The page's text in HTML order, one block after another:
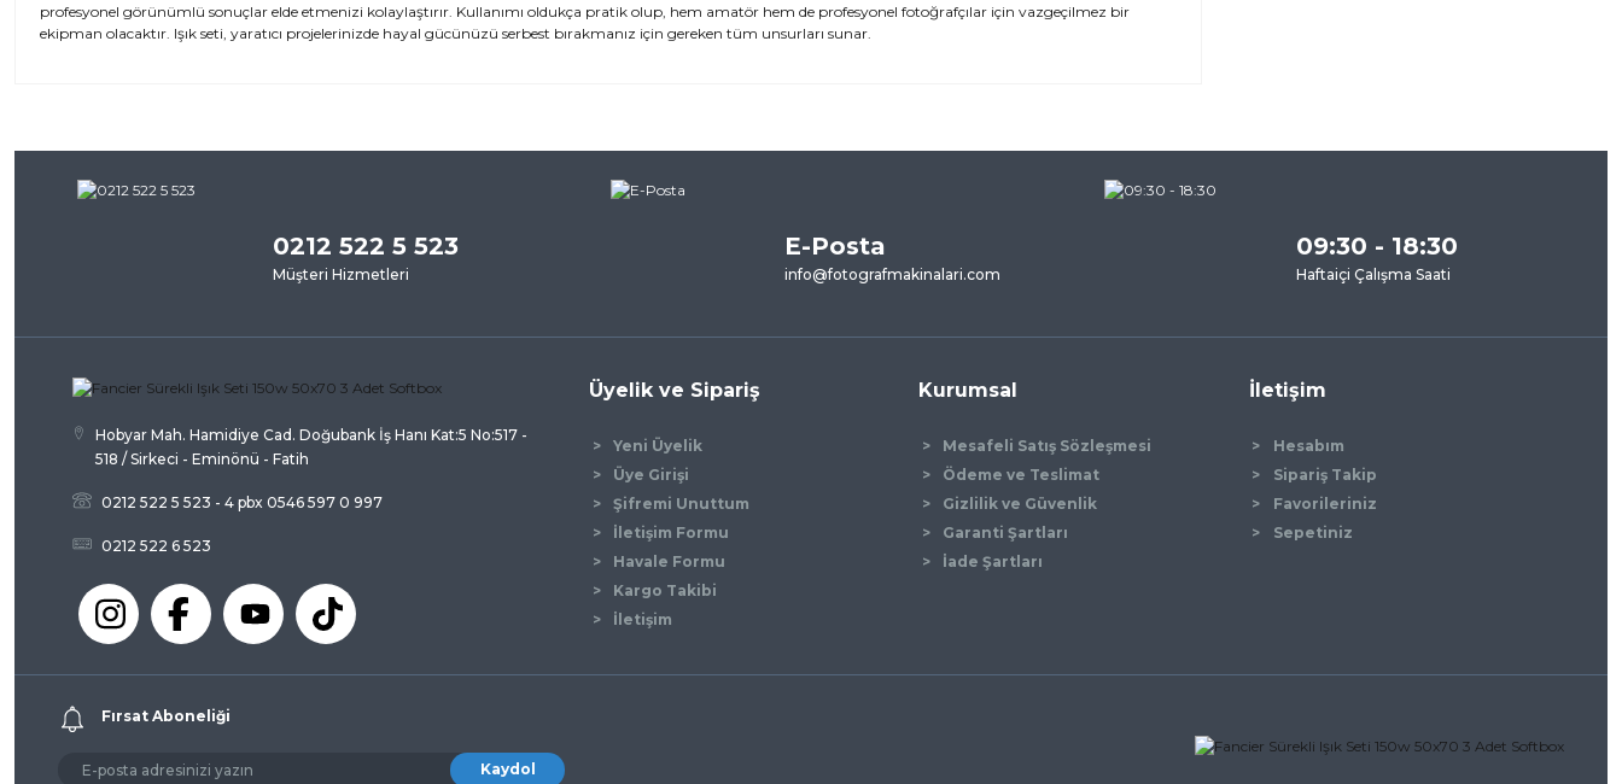
profesyonel görünümlü sonuçlar elde etmenizi kolaylaştırır. Kullanımı oldukça pratik olup, hem amatör hem de profesyonel fotoğrafçılar için vazgeçilmez bir
ekipman olacaktır. Işık seti, yaratıcı projelerinizde hayal gücünüzü serbest bırakmanız için gereken tüm unsurları sunar.
Görüş ve önerileriniz için teşekkür ederiz.
Ürün resmi kalitesiz, bozuk veya görüntülenemiyor.
Ürün açıklamasında eksik bilgiler bulunuyor.
Ürün fiyatı diğer sitelerden daha pahalı.
Bu ürüne benzer farklı alternatifler olmalı.
Gönder
0212 522 5 523
Müşteri Hizmetleri
E-Posta
info@fotografmakinalari.com
09:30 - 18:30
Haftaiçi Çalışma Saati
Hobyar Mah. Hamidiye Cad. Doğubank İş Hanı Kat:5 No:517 -
518 / Sirkeci - Eminönü - Fatih
0212 522 5 523 - 4 pbx 0546 597 0 997
0212 522 6 523
Üyelik ve Sipariş
Yeni Üyelik
Üye Girişi
Şifremi Unuttum
İletişim Formu
Havale Formu
Kargo Takibi
İletişim
Kurumsal
Mesafeli Satış Sözleşmesi
Ödeme ve Teslimat
Gizlilik ve Güvenlik
Garanti Şartları
İade Şartları
İletişim
Hesabım
Sipariş Takip
Favorileriniz
Sepetiniz
Fırsat Aboneliği
Kaydol